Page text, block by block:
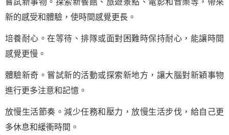
嘗試新事物。探索新餐館、旅遊景點、電影和音樂等，帶來
新的感受和體驗，使時間感覺更長。
培養耐心。在等待、排隊或面對困難時保持耐心，能讓時間
感覺更慢。
體驗新奇。嘗試新的活動或探索新地方，讓大腦對新穎事物
進行更多注意和記憶。
放慢生活節奏。減少任務和壓力，放慢生活步伐，給自己更
多休息和緩衝時間。